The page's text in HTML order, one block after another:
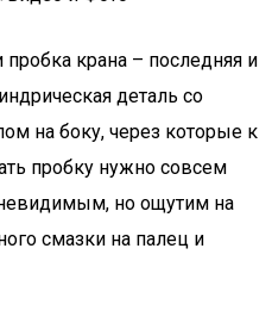
крана – последняя и
деталь со
на боку, через которые к
пробку нужно совсем
но ощутим на
смазки на палец и